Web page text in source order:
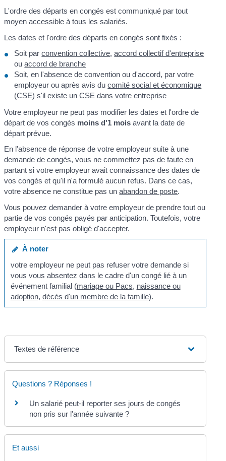
L'ordre des départs en congés est communiqué par tout
moyen accessible à tous les salariés.
Les dates et l'ordre des départs en congés sont fixés :
Soit parconvention collective,accord collectif d'entreprise
ouaccord de branche
Soit, en l'absence de convention ou d'accord, par votre
employeur ou après avis ducomité social et économique
(CSE) s'il existe un CSE dans votre entreprise
Votre employeur ne peut pas modifier les dates et l'ordre de
départ de vos congés moins d'1 mois avant la date de
départ prévue.
En l'absence de réponse de votre employeur suite à une
demande de congés, vous ne commettez pas defaute en
partant si votre employeur avait connaissance des dates de
vos congés et qu'il n'a formulé aucun refus. Dans ce cas,
votre absence ne constitue pas unabandon de poste.
Vous pouvez demander à votre employeur de prendre tout ou
partie de vos congés payés par anticipation. Toutefois, votre
employeur n'est pas obligé d'accepter.
À noter
votre employeur ne peut pas refuser votre demande si
vous vous absentez dans le cadre d'un congé lié à un
événement familial (mariage ou Pacs, naissance ou
adoption, décès d'un membre de la famille).
Textes de référence
Questions ? Réponses !
Un salarié peut-il reporter ses jours de congés
non pris sur l'année suivante ?
Et aussi